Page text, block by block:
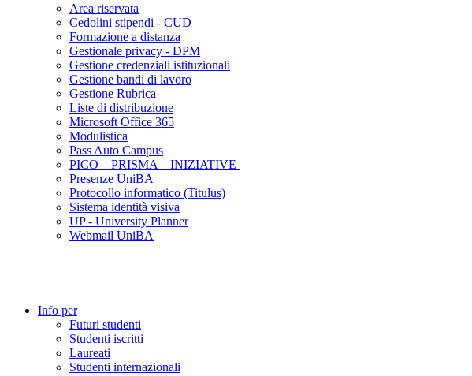
Area riservata
Cedolini stipendi - CUD
Formazione a distanza
Gestionale privacy - DPM
Gestione credenziali istituzionali
Gestione bandi di lavoro
Gestione Rubrica
Liste di distribuzione
Microsoft Office 365
Modulistica
Pass Auto Campus
PICO – PRISMA – INIZIATIVE
Presenze UniBA
Protocollo informatico (Titulus)
Sistema identità visiva
UP - University Planner
Webmail UniBA
Info per
Futuri studenti
Studenti iscritti
Laureati
Studenti internazionali